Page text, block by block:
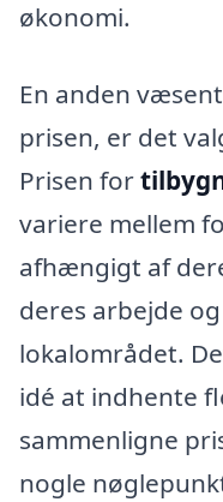
økonomi.
En anden
prisen, er det
Prisen for
variere mellem
afhængigt af
deres arbejde
lokalområdet.
idé at indhente
sammenligne
nogle